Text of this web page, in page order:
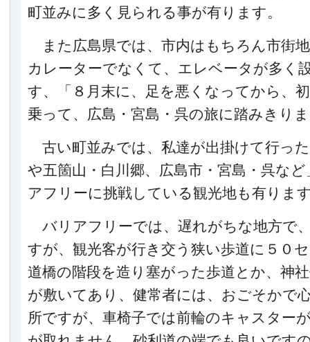
町並みに多く見られる事が有ります。
また広島県では、市内はもちろん市街
カレーターでなくて、エレベータが多く
す、「８月末に、足を悪くなってから、
乗って、広島・宮島・呉の旅に踏みきり
古い町並みでは、私達が出掛けて行っ
や五箇山・白川郷、広島市・宮島・呉な
アフリーに挑戦している観光地も有りま
バリアフリーでは、遅れがちな地方で
すが、観光客が行き交う狭い歩道に５０
道橋の階段を造り塞がった歩道とか、神
が敷いてあり、健常者には、おごそかで
所ですが、車椅子では前輪のキャスター